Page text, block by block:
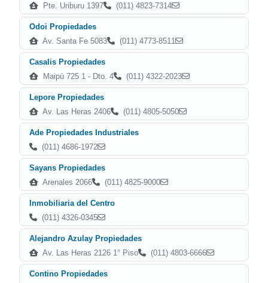
Pte. Uriburu 1397
(011) 4823-7314
Odoi Propiedades
Av. Santa Fe 5083
(011) 4773-8511
Casalis Propiedades
Maipú 725 1 - Dto. 4
(011) 4322-2023
Lepore Propiedades
Av. Las Heras 2406
(011) 4805-5050
Ade Propiedades Industriales
(011) 4686-1972
Sayans Propiedades
Arenales 2066
(011) 4825-9000
Inmobiliaria del Centro
(011) 4326-0345
Alejandro Azulay Propiedades
Av. Las Heras 2126 1° Piso
(011) 4803-6666
Contino Propiedades